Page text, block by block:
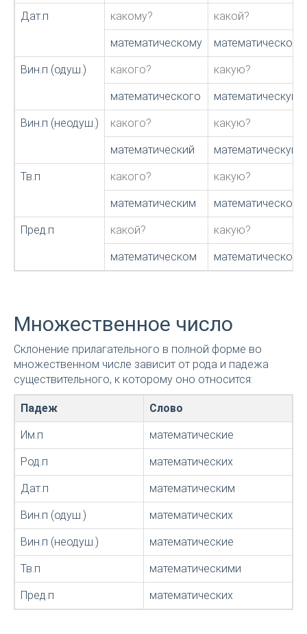
Дат.п какому? какой?
математическому математической
Вин.п (одуш.) какого? какую?
математического математическую
Вин.п (неодуш.) какого? какую?
математический математическую
Тв.п какого? какую?
математическим
Пред.п какой? какую?
математическом математической
Множественное число
Склонение прилагательного в полной форме во
множественном числе зависит от рода и падежа
существительного, к которому оно относится:
Падеж Слово
Им.п математические
Род.п математических
Дат.п математическим
Вин.п (одуш.) математических
Вин.п (неодуш.) математические
Тв.п математическими
Пред.п математических